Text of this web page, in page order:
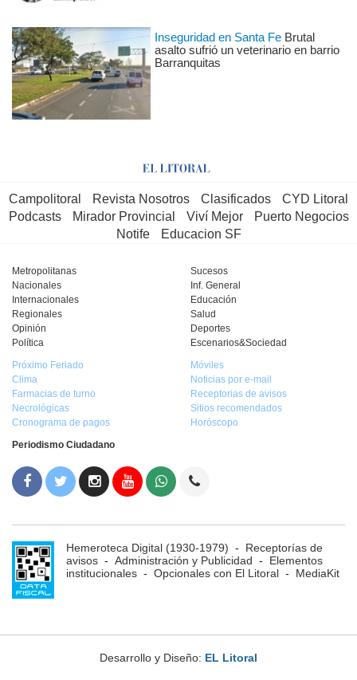
Inseguridad en Santa Fe Brutal
asalto sufrió un veterinario en barrio
Barranquitas
Campolitoral Revista Nosotros Clasificados
CYD Litoral
Podcasts
Mirador Provincial Viví Mejor
Puerto Negocios
Notife
Educacion SF
Metropolitanas
Nacionales
Internacionales
Regionales
Opinión
Política
Sucesos
Inf. General
Educación
Salud
Deportes
Escenarios&Sociedad
Próximo Feriado
Clima
Farmacias de turno
Necrológicas
Cronograma de pagos
Móviles
Noticias por e-mail
Receptorias de avisos
Sitios recomendados
Horóscopo
Periodismo Ciudadano
Hemeroteca Digital (1930-1979) - Receptorías de
avisos - Administración y Publicidad - Elementos
institucionales - Opcionales con El Litoral - MediaKit
Desarrollo y Diseño: EL Litoral